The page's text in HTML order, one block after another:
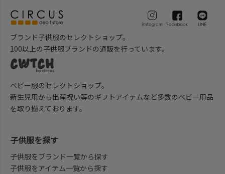
ブランド子供服のセレクトショップ。
100以上の子供服ブランドの通販を行っています。
ベビー服のセレクトショップ。
新生児用から出産祝い等のギフトアイテムなど多数のベビー用品
を取り揃えております。
子供服を探す
子供服をブランド一覧から探す
子供服をアイテム一覧から探す